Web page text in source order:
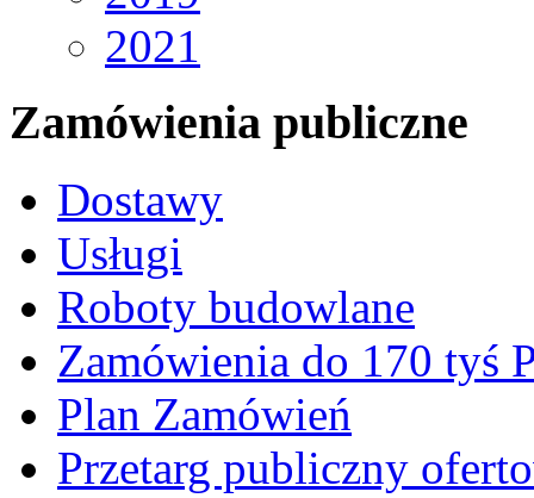
2021
Zamówienia publiczne
Dostawy
Usługi
Roboty budowlane
Zamówienia do 170 tyś
Plan Zamówień
Przetarg publiczny